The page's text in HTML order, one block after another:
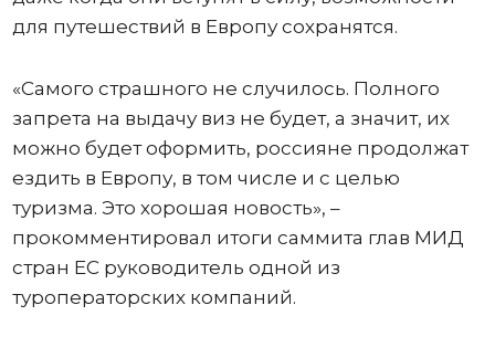
для путешествий в Европу сохранятся.
«Самого страшного не случилось. Полного
запрета на выдачу виз не будет, а значит, их
можно будет оформить, россияне продолжат
ездить в Европу, в том числе и с целью
туризма. Это хорошая новость», –
прокомментировал итоги саммита глав МИД
стран ЕС руководитель одной из
туроператорских компаний.